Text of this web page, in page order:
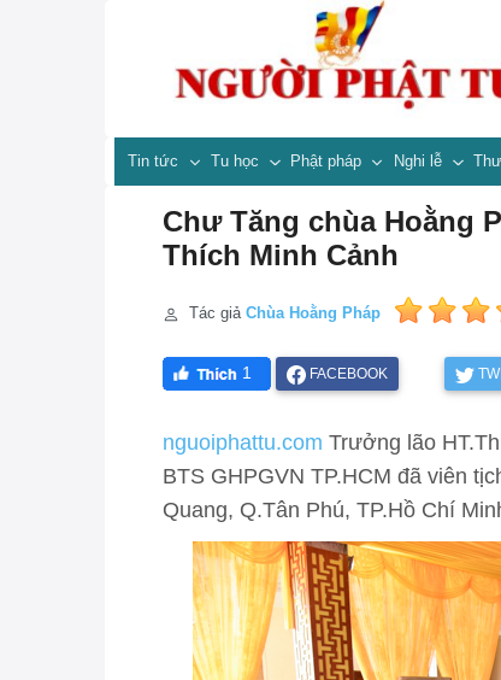
Tin tức Tu học Phật pháp Nghi lễ
Chư Tăng chùa Hoằng
Thích Minh Cảnh
Tác giả Chùa Hoằng Pháp
1 FACEBOOK
nguoiphattu.com Trưởng lão
BTS GHPGVN TP.HCM đã viên
Quang, Q.Tân Phú, TP.Hồ Chí